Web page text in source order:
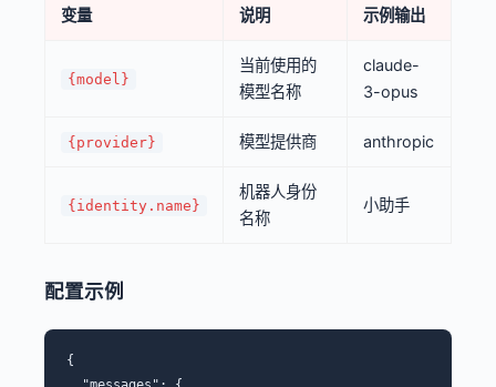
变量 说明 示例输出
{model}
当前使用的
模型名称
claude-
3-opus
{provider} 模型提供商 anthropic
{identity.name}
机器人身份
名称
小助手
配置示例
{